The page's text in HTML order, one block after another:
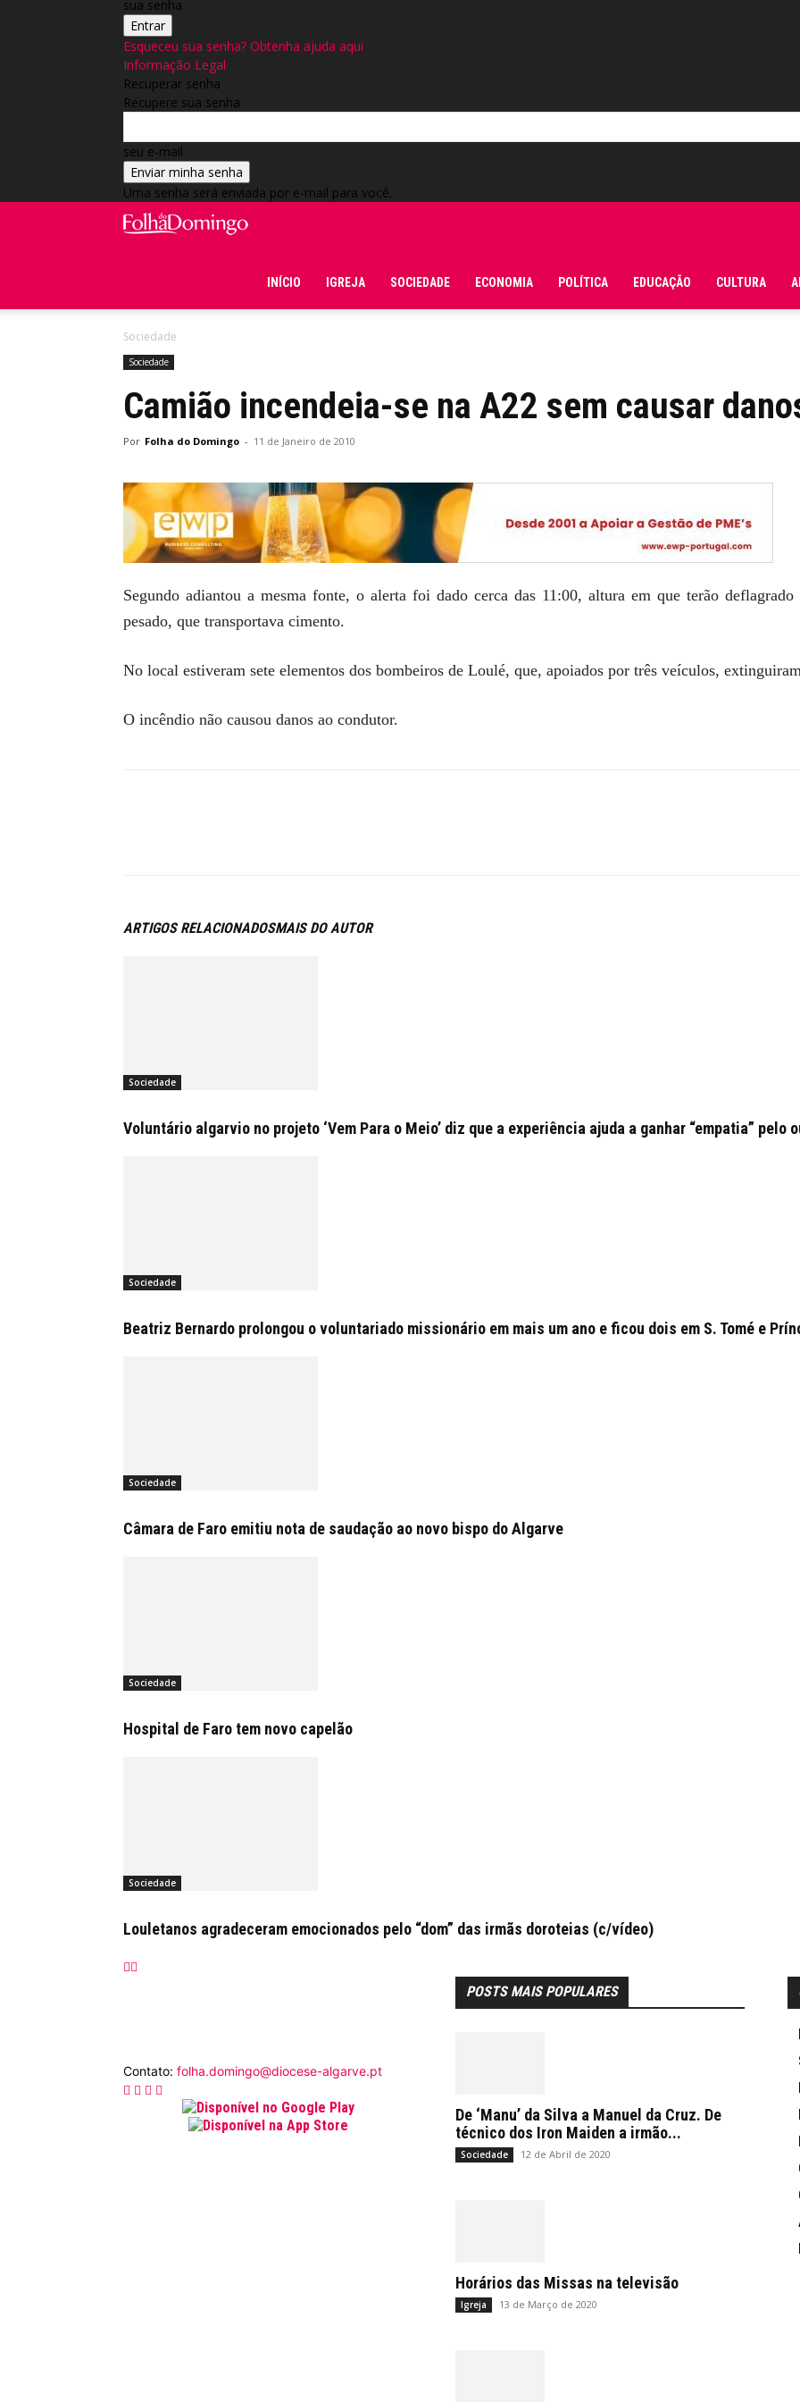
sua senha
Esqueceu sua senha? Obtenha ajuda aqui
Informação Legal
Recuperar senha
Recupere sua senha
seu e-mail
Uma senha será enviada por e-mail para você.
INÍCIO IGREJA SOCIEDADE ECONOMIA POLÍTICA EDUCAÇÃO CULTURA
Sociedade
Sociedade
Camião incendeia-se na A22 sem causar
Por Folha do Domingo - 11 de Janeiro de 2010
Segundo adiantou a mesma fonte, o alerta foi dado cerca das 11:00, altura em que terão
pesado, que transportava cimento.
No local estiveram sete elementos dos bombeiros de Loulé, que, apoiados por três veículos,
O incêndio não causou danos ao condutor.
ARTIGOS RELACIONADOSMAIS DO AUTOR
Sociedade
Voluntário algarvio no projeto ‘Vem Para o Meio’ diz que a experiência ajuda a ganhar “empatia” pelo
Sociedade
Beatriz Bernardo prolongou o voluntariado missionário em mais um ano e ficou dois em S. Tomé e
Sociedade
Câmara de Faro emitiu nota de saudação ao novo bispo do Algarve
Sociedade
Hospital de Faro tem novo capelão
Sociedade
Louletanos agradeceram emocionados pelo “dom” das irmãs doroteias (c/vídeo)
Contato: folha.domingo@diocese-algarve.pt
POSTS MAIS POPULARES
De ‘Manu’ da Silva a Manuel da Cruz. De
técnico dos Iron Maiden a irmão...
Sociedade 12 de Abril de 2020
Horários das Missas na televisão
Igreja 13 de Março de 2020